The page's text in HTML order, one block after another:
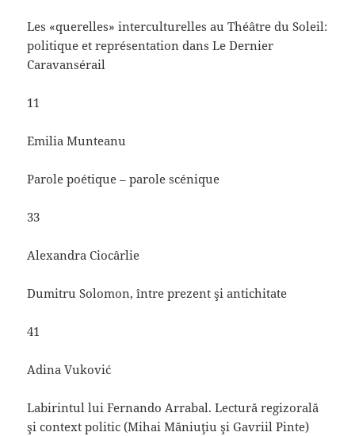
Les «querelles» interculturelles au Théâtre du Soleil:
politique et représenta­tion dans Le Dernier
Caravansérail
11
Emilia Munteanu
Parole poétique – parole scénique
33
Alexandra Ciocârlie
Dumitru Solomon, între prezent şi antichitate
41
Adina Vuković
Labirintul lui Fernando Arrabal. Lectură regizorală
şi context politic (Mihai Măniuţiu şi Gavriil Pinte)